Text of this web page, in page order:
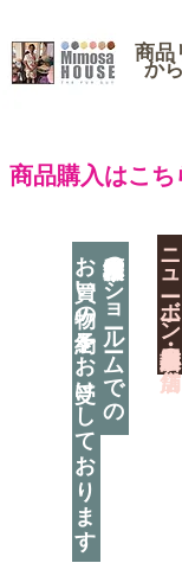
商品
か
商品購入はこ
​ニューボーン撮影用小道具店・３店舗
神奈川県相模原市のショールームでの
お買い物の予約をお受けしております